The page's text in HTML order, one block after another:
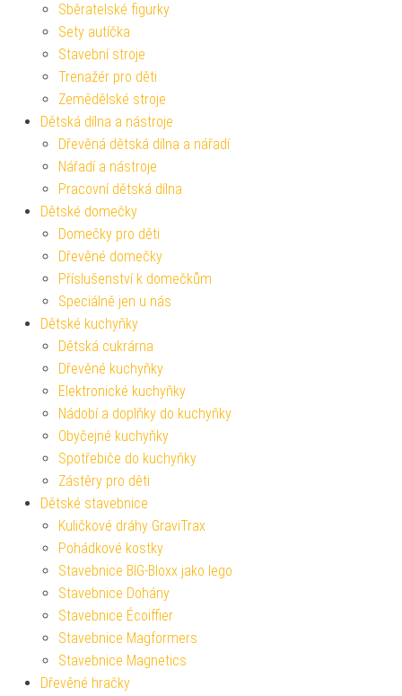
Sběratelské figurky
Sety autíčka
Stavební stroje
Trenažér pro děti
Zemědělské stroje
Dětská dílna a nástroje
Dřevěná dětská dílna a nářadí
Nářadí a nástroje
Pracovní dětská dílna
Dětské domečky
Domečky pro děti
Dřevěné domečky
Příslušenství k domečkům
Speciálně jen u nás
Dětské kuchyňky
Dětská cukrárna
Dřevěné kuchyňky
Elektronické kuchyňky
Nádobí a doplňky do kuchyňky
Obyčejné kuchyňky
Spotřebiče do kuchyňky
Zástěry pro děti
Dětské stavebnice
Kuličkové dráhy GraviTrax
Pohádkové kostky
Stavebnice BIG-Bloxx jako lego
Stavebnice Dohány
Stavebnice Écoiffier
Stavebnice Magformers
Stavebnice Magnetics
Dřevěné hračky